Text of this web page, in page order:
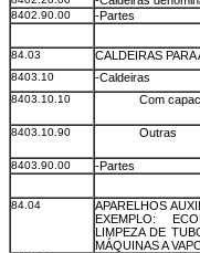
8402.90.00 -Partes
84.03 CALDEIRAS
8403.10 -Caldeiras
8403.10.10 Com
8403.10.90 Outras
8403.90.00 -Partes
84.04
APARELHOS
EXEMPLO:
LIMPEZA DE
MÁQUINAS A